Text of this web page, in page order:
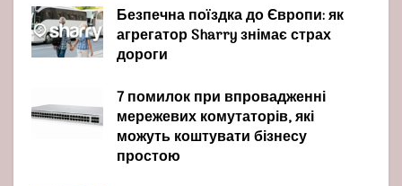
Безпечна поїздка до Європи: як
агрегатор Sharry знімає страх
дороги
7 помилок при впровадженні
мережевих комутаторів, які
можуть коштувати бізнесу
простою